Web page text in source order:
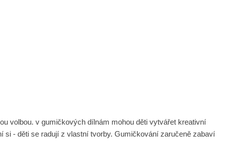
volbou. v gumičkových dílnám mohou děti vytvářet kreativní
si - děti se radují z vlastní tvorby. Gumičkování zaručeně zabaví